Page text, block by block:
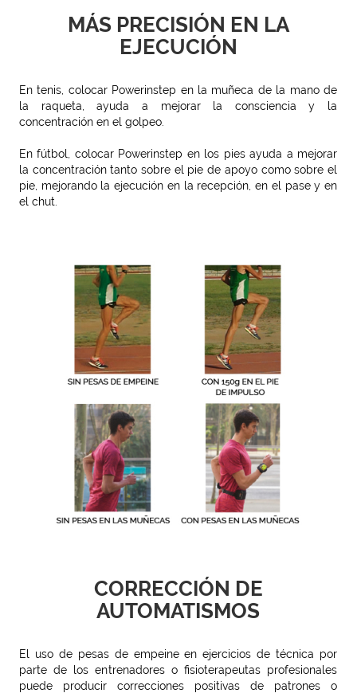
MÁS PRECISIÓN EN LA
EJECUCIÓN
En tenis, colocar Powerinstep en la muñeca de la mano de
la raqueta, ayuda a mejorar la consciencia y la
concentración en el golpeo.
En fútbol, colocar Powerinstep en los pies ayuda a mejorar
la concentración tanto sobre el pie de apoyo como sobre el
pie, mejorando la ejecución en la recepción, en el pase y en
el chut.
CORRECCIÓN DE
AUTOMATISMOS
El uso de pesas de empeine en ejercicios de técnica por
parte de los entrenadores o fisioterapeutas profesionales
puede producir correcciones positivas de patrones o